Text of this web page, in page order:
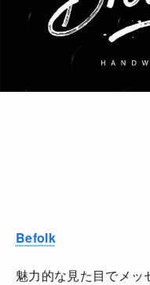
Befolk
魅力的な見た目でメッ